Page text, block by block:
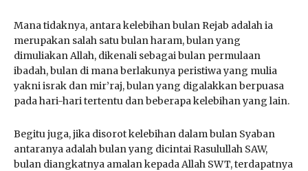
Mana tidaknya, antara kelebihan bulan Rejab adalah ia
merupakan salah satu bulan haram, bulan yang
dimuliakan Allah, dikenali sebagai bulan permulaan
ibadah, bulan di mana berlakunya peristiwa yang mulia
yakni israk dan mir’raj, bulan yang digalakkan berpuasa
pada hari-hari tertentu dan beberapa kelebihan yang lain.
Begitu juga, jika disorot kelebihan dalam bulan Syaban
antaranya adalah bulan yang dicintai Rasulullah SAW,
bulan diangkatnya amalan kepada Allah SWT, terdapatnya